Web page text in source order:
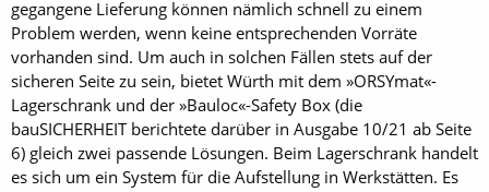
gegangene Lieferung können nämlich schnell zu einem
Problem werden, wenn keine entsprechenden Vorräte
vorhanden sind. Um auch in solchen Fällen stets auf der
sicheren Seite zu sein, bietet Würth mit dem »ORSYmat«-
Lagerschrank und der »Bauloc«-Safety Box (die
bauSICHERHEIT berichtete darüber in Ausgabe 10/21 ab Seite
6) gleich zwei passende Lösungen. Beim Lagerschrank handelt
es sich um ein System für die Aufstellung in Werkstätten. Es